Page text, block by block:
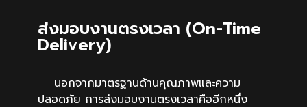
ส่งมอบงานตรงเวลา (On-Time
Delivery)
นอกจากมาตรฐานด้านคุณภาพและความ
ปลอดภัย การส่งมอบงานตรงเวลาคืออีกหนึ่ง